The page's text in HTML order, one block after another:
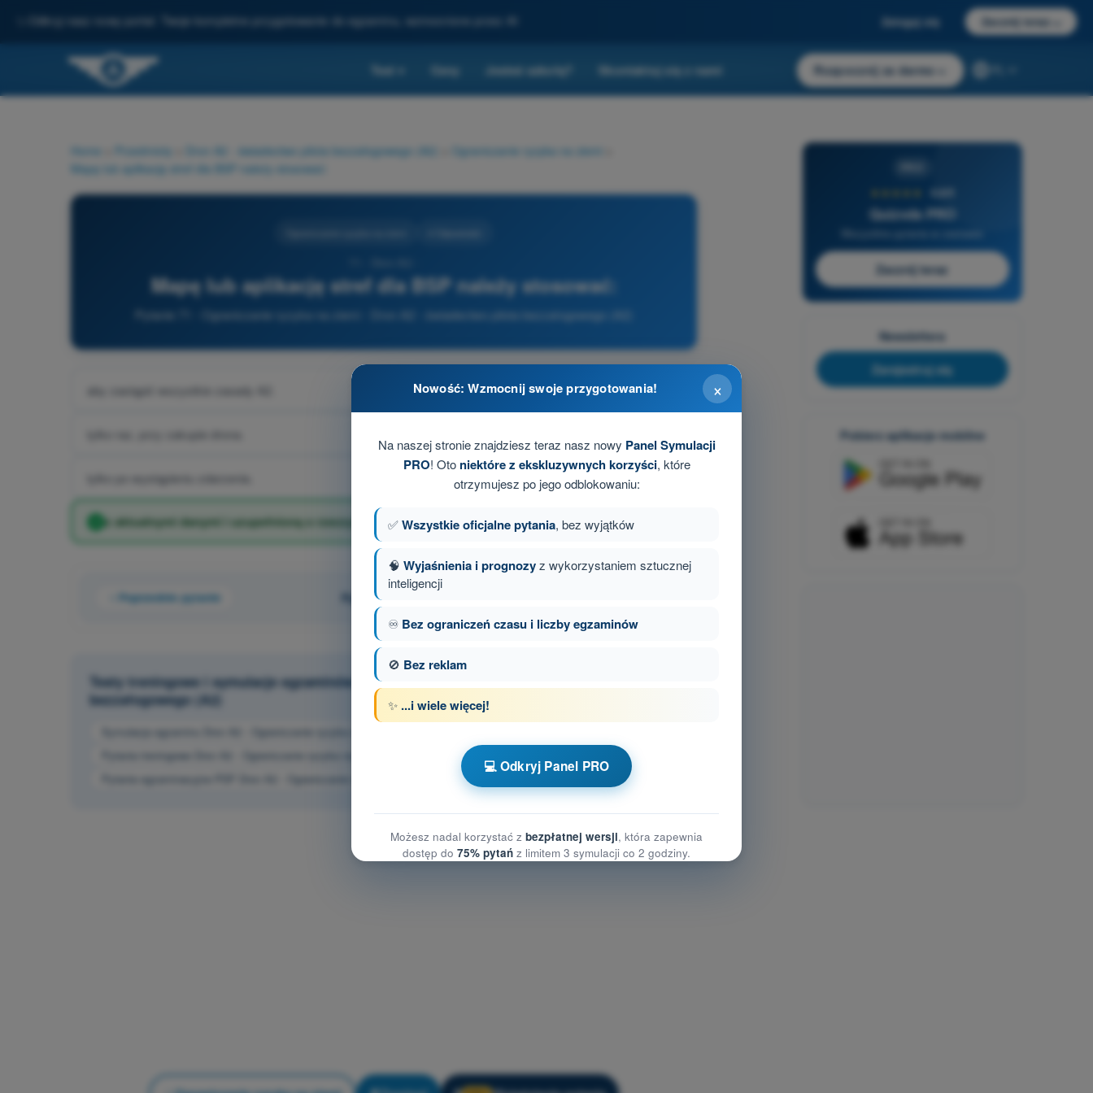
Odkryj nasz nowy portal: Twoje kompletne przygotowanie do egzaminu, wzmocnione przez AI Zaloguj się Zacznij teraz
Test Ceny Jesteś szkołą? Skontaktuj się z nami Rozpocznij za darmo
Home Przedmioty Dron A2 - świadectwo pilota bezzałogowego (A2) Ograniczanie ryzyka na ziemi
Mapę lub aplikację stref dla BSP należy stosować:
Mapę lub aplikację stref dla BSP należy stosować:
Pytanie 71 - Ograniczanie ryzyka na ziemi - Dron A2 - świadectwo pilota bezzałogowego (A2)
aby zastąpić wszystkie zasady A2.
tylko raz, przy zakupie drona.
tylko po wystąpieniu zdarzenia.
z aktualnymi danymi i uzupełnioną o rzeczywistą obserwację terenu.
Poprzednie pytanie Pytanie 71 z 100
Testy treningowe i symulacje egzaminów z limitem czasowym Dron A2 - świadectwo pilota
bezzałogowego (A2)
Symulacja egzaminu Dron A2 - Ograniczanie ryzyka na ziemi
Pytania treningowe Dron A2 - Ograniczanie ryzyka na ziemi
Pytania egzaminacyjne PDF Dron A2 - Ograniczanie ryzyka na ziemi
4,6/5
Quizvds PRO
Zacznij teraz
Newslettera
Zarejestruj się
Pobierz aplikacje mobilne
×
Nowość: Wzmocnij swoje przygotowania!
Na naszej stronie znajdziesz teraz nasz nowy Panel Symulacji
PRO! Oto niektóre z ekskluzywnych korzyści, które
otrzymujesz po jego odblokowaniu:
✅Wszystkie oficjalne pytania, bez wyjątków
🧠 Wyjaśnienia i prognozyz wykorzystaniem sztucznej
inteligencji
♾️ Bez ograniczeń czasu i liczby egzaminów
🚫 Bez reklam
✨ ...i wiele więcej!
💻 Odkryj Panel PRO
Możesz nadal korzystać z bezpłatnej wersji, która zapewnia
dostęp do 75% pytań z limitem 3 symulacji co 2 godziny.